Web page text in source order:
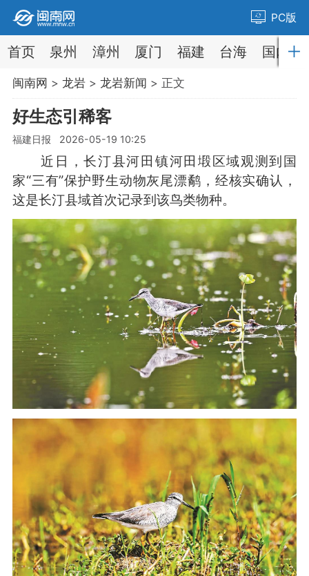
PC版
首页 泉州 漳州 厦门 福建 台海 国内
闽南网 > 龙岩> 龙岩新闻 > 正文
好生态引稀客
福建日报 2026-05-19 10:25
近日，长汀县河田镇河田塅区域观测到国
家“三有”保护野生动物灰尾漂鹬，经核实确认，
这是长汀县域首次记录到该鸟类物种。